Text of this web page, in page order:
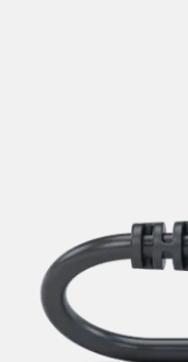
Oben-,
Obere
Regen-/